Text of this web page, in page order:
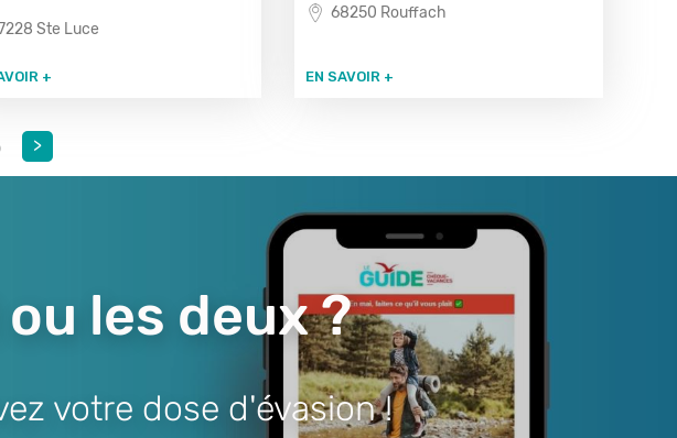
Ste Luce
+
68250 Rouffach
EN SAVOIR +
>
les deux ?
votre dose d'évasion !